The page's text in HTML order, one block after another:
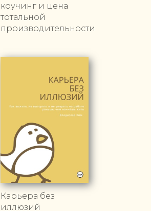
коучинг и цена
тотальной
производительности
Карьера без
иллюзий